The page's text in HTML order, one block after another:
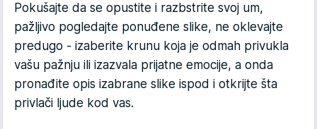
Pokušajte da se opustite i razbstrite svoj um,
pažljivo pogledajte ponuđene slike, ne oklevajte
predugo - izaberite krunu koja je odmah privukla
vašu pažnju ili izazvala prijatne emocije, a onda
pronađite opis izabrane slike ispod i otkrijte šta
privlači ljude kod vas.